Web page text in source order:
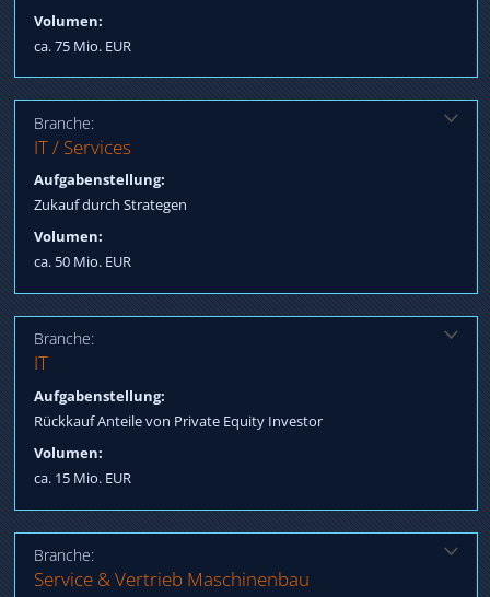
Volumen:
ca. 75 Mio. EUR
Branche:
IT / Services
Aufgabenstellung:
Zukauf durch Strategen
Volumen:
ca. 50 Mio. EUR
Lösung:
Qualifizierung Longlist / Shortlist Kandidaten, Verhandlung
Termsheet, Prozessoptimierung bis Notar
Branche:
IT
Aufgabenstellung:
Rückkauf Anteile von Private Equity Investor
Volumen:
ca. 15 Mio. EUR
Lösung:
Finanzierung FK / Nachrang, Verhandlung Termsheet, Betreuung
bis Closing
Branche:
Service & Vertrieb Maschinenbau
Lösung: